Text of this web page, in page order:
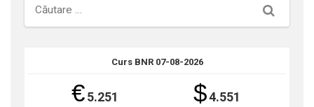
Căutare
Curs BNR 07-08-2026
€5.251 $4.551